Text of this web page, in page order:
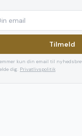
Tilmeld
kun din email til
dig. Privatlivspolitik